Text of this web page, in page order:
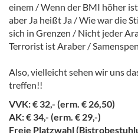
einem / Wenn der BMI höher
aber Ja heißt Ja / Wie war die
sich in Grenzen / Nicht jeder
Terrorist ist Araber /
Also, vielleicht sehen wir uns
treffen!!
VVK: € 32,- (erm. € 26,50)
AK: € 34,- (erm. € 29,-)
Freie Platzwahl